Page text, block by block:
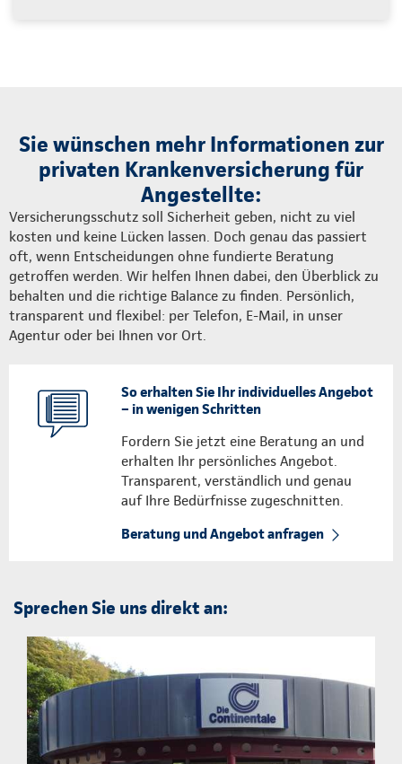
Sie wünschen mehr Informationen zur
privaten Krankenversicherung für
Angestellte:
Versicherungsschutz soll Sicherheit geben, nicht zu viel
kosten und keine Lücken lassen. Doch genau das passiert
oft, wenn Entscheidungen ohne fundierte Beratung
getroffen werden. Wir helfen Ihnen dabei, den Überblick zu
behalten und die richtige Balance zu finden. Persönlich,
transparent und flexibel: per Telefon, E-Mail, in unser
Agentur oder bei Ihnen vor Ort.
So erhalten Sie Ihr individuelles Angebot
– in wenigen Schritten
Fordern Sie jetzt eine Beratung an und
erhalten Ihr persönliches Angebot.
Transparent, verständlich und genau
auf Ihre Bedürfnisse zugeschnitten.
Beratung und Angebot anfragen
Sprechen Sie uns direkt an: